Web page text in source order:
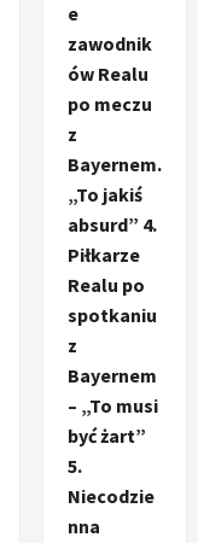
e
zawodnik
ów Realu
po meczu
z
Bayernem.
„To jakiś
absurd” 4.
Piłkarze
Realu po
spotkaniu
z
Bayernem
– „To musi
być żart”
5.
Niecodzie
nna